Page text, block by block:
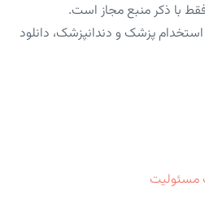
با ذکر منبع مجاز است.
پزشک و دندانپزشک، دانلود